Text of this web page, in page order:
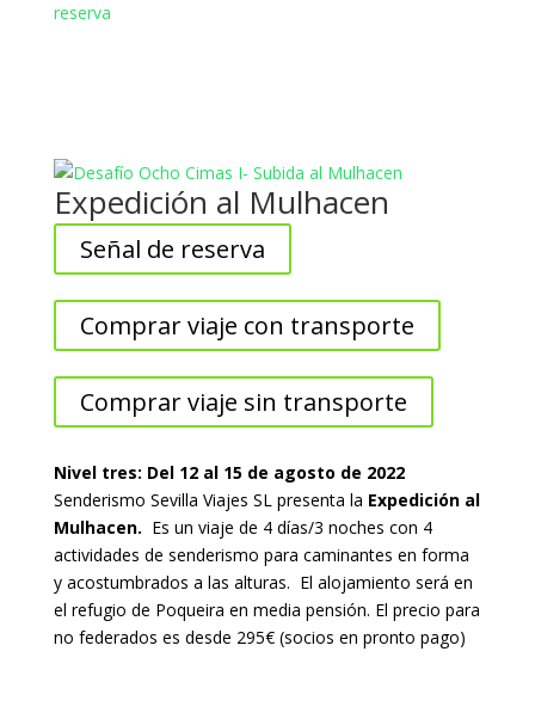
reserva
Expedición al Mulhacen
Señal de reserva
Comprar viaje con transporte
Comprar viaje sin transporte
Nivel tres: Del 12 al 15 de agosto de 2022
Senderismo Sevilla Viajes SL presenta la Expedición al
Mulhacen. Es un viaje de 4 días/3 noches con 4
actividades de senderismo para caminantes en forma
y acostumbrados a las alturas. El alojamiento será en
el refugio de Poqueira en media pensión. El precio para
no federados es desde 295€ (socios en pronto pago)